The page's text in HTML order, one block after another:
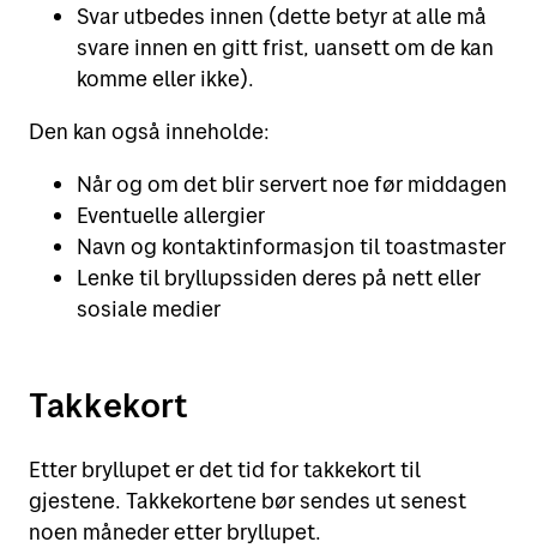
Svar utbedes innen (dette betyr at alle må
svare innen en gitt frist, uansett om de kan
komme eller ikke).
Den kan også inneholde:
Når og om det blir servert noe før middagen
Eventuelle allergier
Navn og kontaktinformasjon til toastmaster
Lenke til bryllupssiden deres på nett eller
sosiale medier
Takkekort
Etter bryllupet er det tid for takkekort til
gjestene. Takkekortene bør sendes ut senest
noen måneder etter bryllupet.